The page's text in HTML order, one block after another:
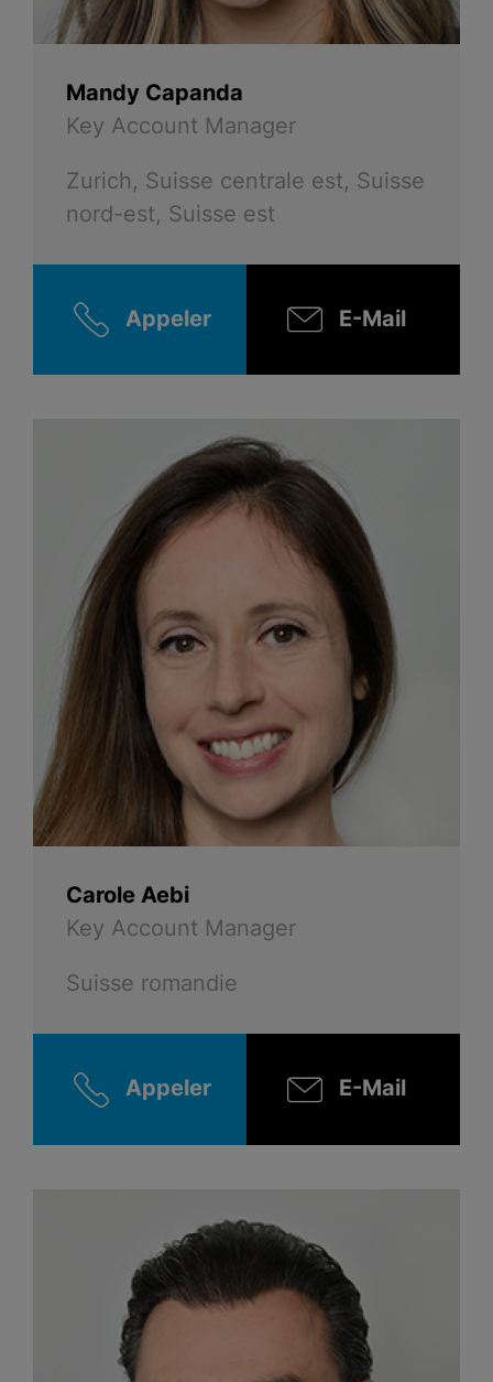
Mandy Capanda
Key Account Manager
Zurich, Suisse centrale est, Suisse
nord-est, Suisse est
Appeler E-Mail
Carole Aebi
Key Account Manager
Suisse romandie
Appeler E-Mail